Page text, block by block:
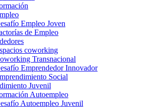
Empleo Joven
de Empleo
coworking
Transnacional
Emprendedor Innovador
Social
Juvenil
Autoempleo
Autoempleo Juvenil